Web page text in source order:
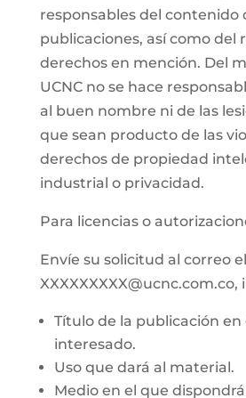
responsables del contenido
publicaciones, así como del
derechos en mención. Del
UCNC no se hace
al buen nombre ni de las
que sean producto de las
derechos de propiedad
industrial o privacidad.
Para licencias o
Envíe su solicitud al correo
XXXXXXXXX@ucnc.com.co,
Título de la publicación en
interesado.
Uso que dará al material.
Medio en el que